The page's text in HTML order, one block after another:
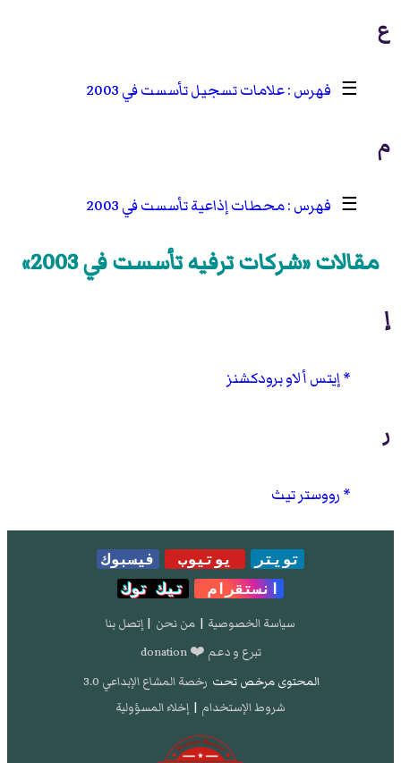
ع
☰ علامات تسجيل تأسست في 2003
م
☰ محطات إذاعية تأسست في 2003
مقالات «شركات ترفيه تأسست في 2003»
إ
إيتس أ لاو برودكشنز
ر
رووستر تيث
تويتر يوتيوب
فيسبوك
انستقرام
تيك توك
سياسة الخصوصية | من نحن | إتصل بنا
تبرع و دعم ❤️ donation
المحتوى مرخص تحت رخصة المشاع الإبداعي 3.0
شروط الإستخدام | إخلاء المسؤولية